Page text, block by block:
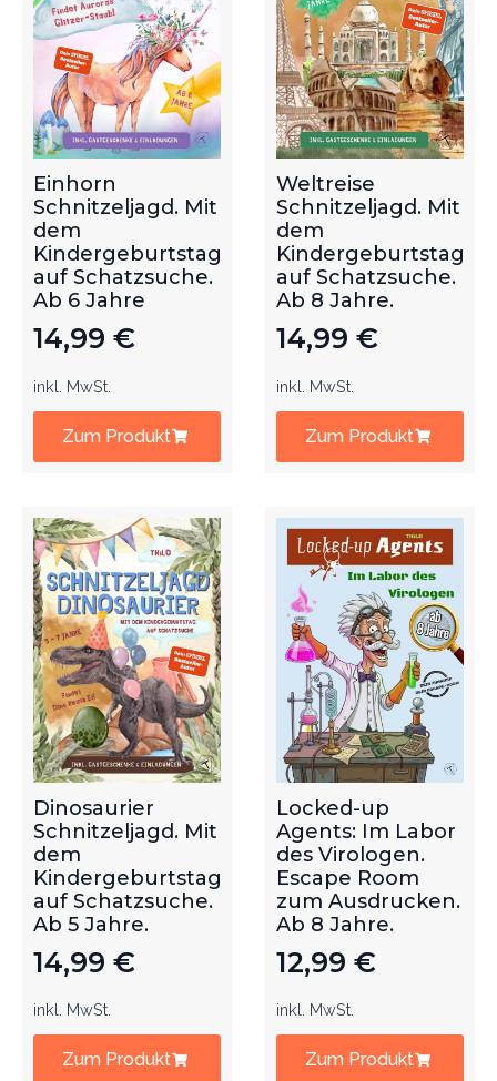
Einhorn
Schnitzeljagd. Mit
dem
Kindergeburtstag
auf Schatzsuche.
Ab 6 Jahre
14,99 €
inkl. MwSt.
Zum Produkt
Weltreise
Schnitzeljagd. Mit
dem
Kindergeburtstag
auf Schatzsuche.
Ab 8 Jahre.
14,99 €
inkl. MwSt.
Zum Produkt
Dinosaurier
Schnitzeljagd. Mit
dem
Kindergeburtstag
auf Schatzsuche.
Ab 5 Jahre.
14,99 €
inkl. MwSt.
Zum Produkt
Locked-up
Agents: Im Labor
des Virologen.
Escape Room
zum Ausdrucken.
Ab 8 Jahre.
12,99 €
inkl. MwSt.
Zum Produkt